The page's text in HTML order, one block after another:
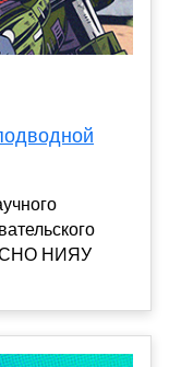
СНО НИЯУ